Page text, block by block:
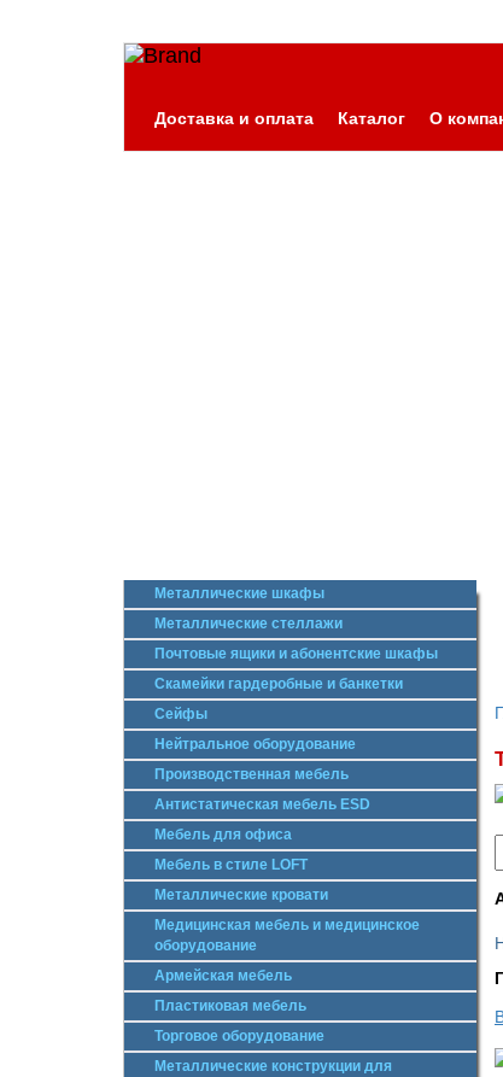
Доставка и оплата Каталог О
Металлические шкафы
Металлические стеллажи
Почтовые ящики и абонентские шкафы
Скамейки гардеробные и банкетки
Сейфы
Нейтральное оборудование
Производственная мебель
Антистатическая мебель ESD
Мебель для офиса
Мебель в стиле LOFT
Металлические кровати
Медицинская мебель и медицинское
оборудование
Армейская мебель
Пластиковая мебель
Торговое оборудование
Металлические конструкции для